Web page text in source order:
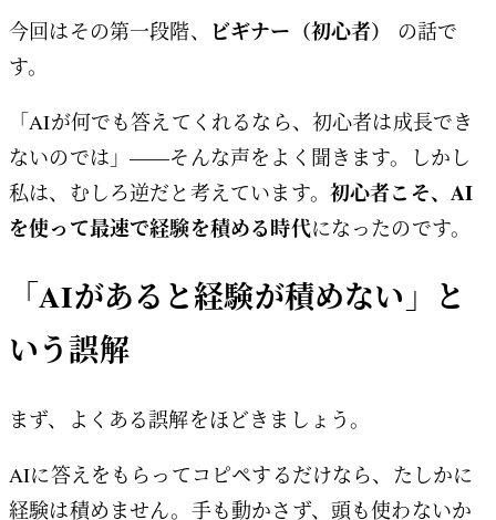
今回はその第一段階、 ビギナー（初心者）
の話で
す。
「AIが何でも答えてくれるなら、初心者は成長でき
ないのでは」——そんな声をよく聞きます。しかし
私は、むしろ逆だと考えています。 初心者こそ、AI
を使って最速で経験を積める時代になったのです。
「AIがあると経験が積めない」と
いう誤解
まず、よくある誤解をほどきましょう。
AIに答えをもらってコピペするだけなら、たしかに
経験は積めません。手も動かさず、頭も使わないか